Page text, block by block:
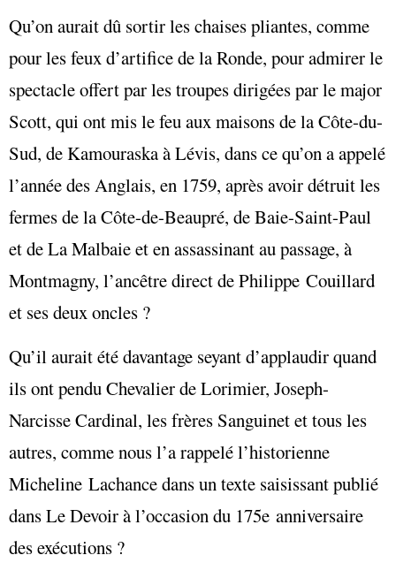
Qu’on aurait dû sortir les chaises pliantes, comme
pour les feux d’artifice de la Ronde, pour admirer le
spectacle offert par les troupes dirigées par le major
Scott, qui ont mis le feu aux maisons de la Côte-du-
Sud, de Kamouraska à Lévis, dans ce qu’on a appelé
l’année des Anglais, en 1759, après avoir détruit les
fermes de la Côte-de-Beaupré, de Baie-Saint-Paul
et de La Malbaie et en assassinant au passage, à
Montmagny, l’ancêtre direct de Philippe Couillard
et ses deux oncles ?
Qu’il aurait été davantage seyant d’applaudir quand
ils ont pendu Chevalier de Lorimier, Joseph-
Narcisse Cardinal, les frères Sanguinet et tous les
autres, comme nous l’a rappelé l’historienne
Micheline Lachance dans un texte saisissant publié
dans Le Devoir à l’occasion du 175e anniversaire
des exécutions ?